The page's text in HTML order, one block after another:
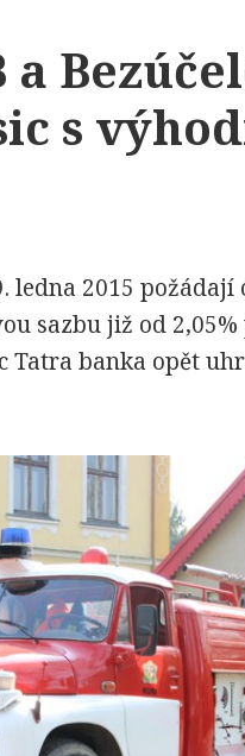
s
2015 požádají
sazbu již od 2,05%
Tatra banka opět